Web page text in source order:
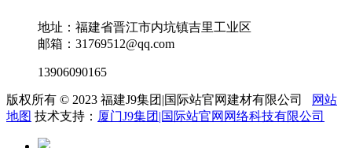
地址：福建省晋江市内坑镇吉里工业区
邮箱：31769512@qq.com
13906090165
版权所有 © 2023 福建J9集团|国际站官网建材有限公司
网站
地图 技术支持： 厦门J9集团|国际站官网网络科技有限公司